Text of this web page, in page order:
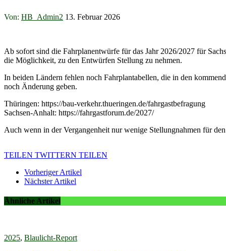
Von: HB_Admin2 13. Februar 2026
Ab sofort sind die Fahrplanentwürfe für das Jahr 2026/2027 für
die Möglichkeit, zu den Entwürfen Stellung zu nehmen.
In beiden Ländern fehlen noch Fahrplantabellen, die in den
noch Änderung geben.
Thüringen: https://bau-verkehr.thueringen.de/fahrgastbefragung
Sachsen-Anhalt: https://fahrgastforum.de/2027/
Auch wenn in der Vergangenheit nur wenige Stellungnahmen für
TEILEN TWITTERN TEILEN
Vorheriger Artikel
Nächster Artikel
Ähnliche Artikel
2025, Blaulicht-Report